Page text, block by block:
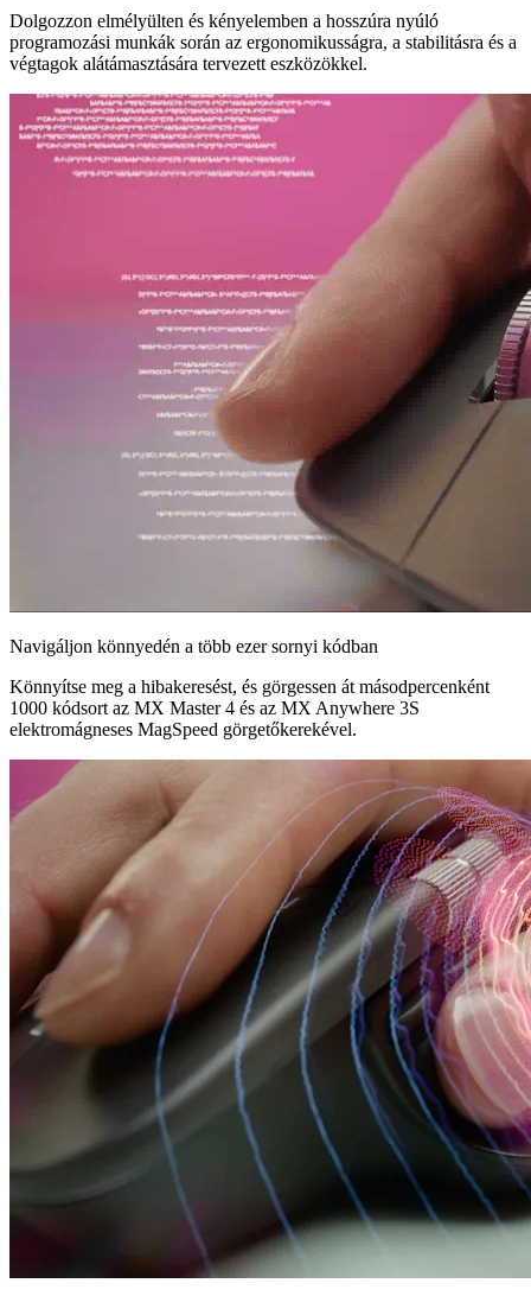
Dolgozzon elmélyülten és kényelemben a hosszúra nyúló
programozási munkák során az ergonomikusságra, a stabilitásra és a
végtagok alátámasztására tervezett eszközökkel.
Navigáljon könnyedén a több ezer sornyi kódban
Könnyítse meg a hibakeresést, és görgessen át másodpercenként
1000 kódsort az MX Master 4 és az MX Anywhere 3S
elektromágneses MagSpeed görgetőkerekével.